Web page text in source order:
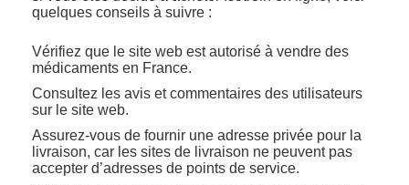
quelques conseils à suivre :
Vérifiez que le site web est autorisé à vendre des
médicaments en France.
Consultez les avis et commentaires des utilisateurs
sur le site web.
Assurez-vous de fournir une adresse privée pour la
livraison, car les sites de livraison ne peuvent pas
accepter d’adresses de points de service.